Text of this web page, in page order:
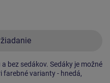
bez sedákov. Sedáky je možné
varianty - hnedá,